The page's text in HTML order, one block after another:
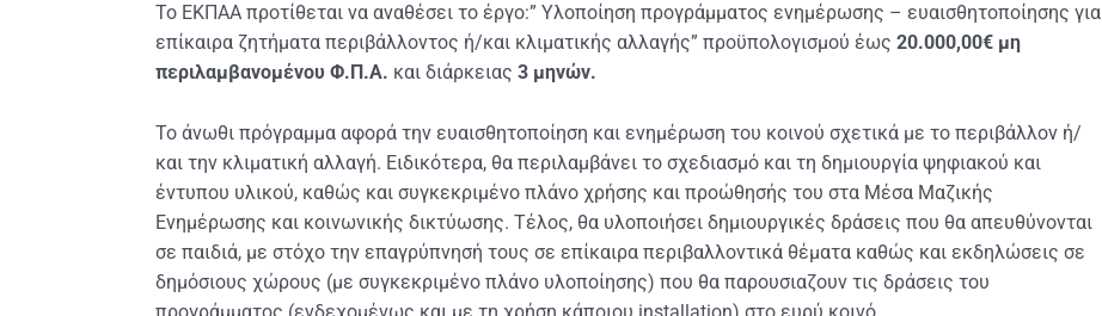
Το ΕΚΠΑΑ προτίθεται να αναθέσει το έργο:” Υλοποίηση προγράμματος ενημέρωσης – ευαισθητοποίησης για
επίκαιρα ζητήματα περιβάλλοντος ή/και κλιματικής αλλαγής” προϋπολογισμού έως 20.000,00€ μη
περιλαμβανομένου Φ.Π.Α. και διάρκειας 3 μηνών.
Το άνωθι πρόγραμμα αφορά την ευαισθητοποίηση και ενημέρωση του κοινού σχετικά με το περιβάλλον ή/
και την κλιματική αλλαγή. Ειδικότερα, θα περιλαμβάνει το σχεδιασμό και τη δημιουργία ψηφιακού και
έντυπου υλικού, καθώς και συγκεκριμένο πλάνο χρήσης και προώθησής του στα Μέσα Μαζικής
Ενημέρωσης και κοινωνικής δικτύωσης. Τέλος, θα υλοποιήσει δημιουργικές δράσεις που θα απευθύνονται
σε παιδιά, με στόχο την επαγρύπνησή τους σε επίκαιρα περιβαλλοντικά θέματα καθώς και εκδηλώσεις σε
δημόσιους χώρους (με συγκεκριμένο πλάνο υλοποίησης) που θα παρουσιαζουν τις δράσεις του